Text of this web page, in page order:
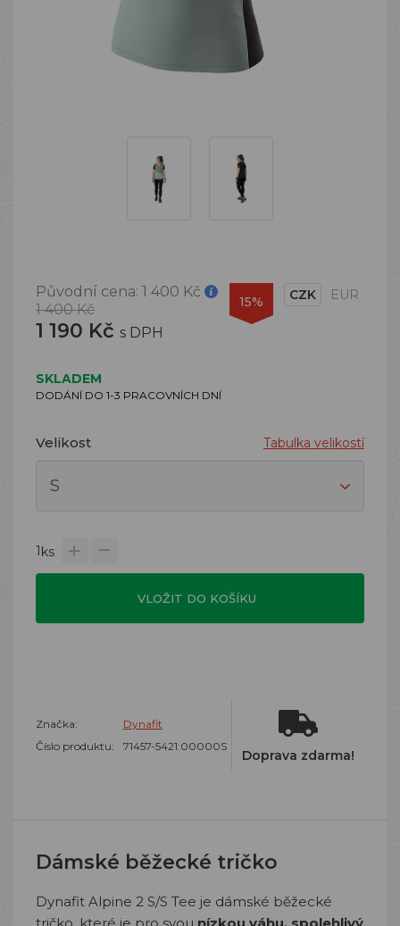
Původní cena: 1 400 Kč
1 400 Kč
1 190 Kč s DPH
15% CZK EUR
SKLADEM
DODÁNÍ DO 1-3 PRACOVNÍCH DNÍ
Velikost Tabulka velikostí
1ks
VLOŽIT DO KOŠÍKU
Značka:
Dynafit
Číslo produktu:
71457-5421:00000S
Doprava zdarma!
Dámské běžecké tričko
Dynafit Alpine 2 S/S Tee je dámské běžecké